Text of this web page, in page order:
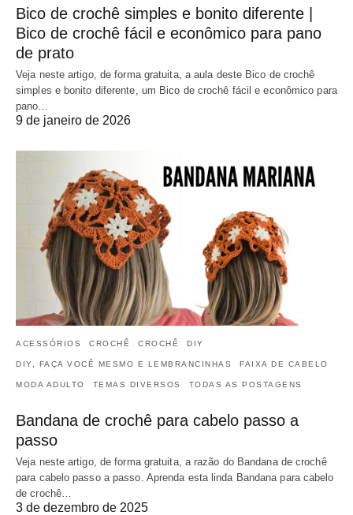
Bico de crochê simples e bonito diferente |
Bico de crochê fácil e econômico para pano
de prato
Veja neste artigo, de forma gratuita, a aula deste Bico de crochê
simples e bonito diferente, um Bico de crochê fácil e econômico para
pano…
9 de janeiro de 2026
ACESSÓRIOS CROCHÊ CROCHÊ DIY
DIY, FAÇA VOCÊ MESMO E LEMBRANCINHAS FAIXA DE CABELO
MODA ADULTO TEMAS DIVERSOS TODAS AS POSTAGENS
Bandana de crochê para cabelo passo a
passo
Veja neste artigo, de forma gratuita, a razão do Bandana de crochê
para cabelo passo a passo. Aprenda esta linda Bandana para cabelo
de crochê…
3 de dezembro de 2025